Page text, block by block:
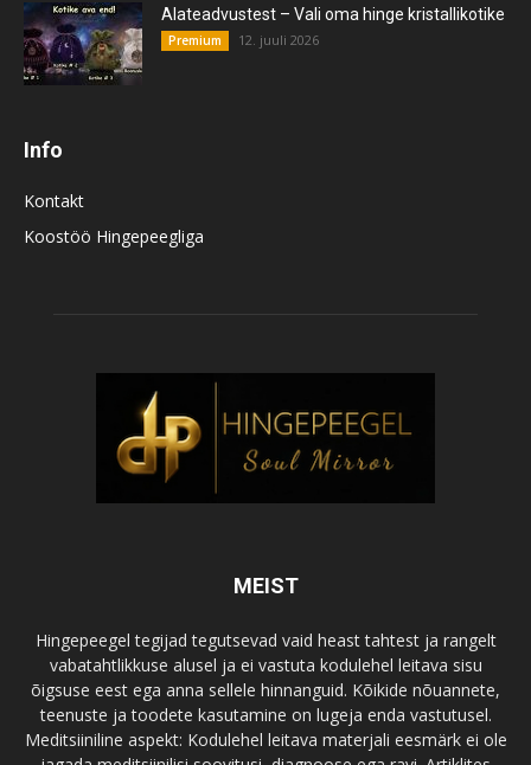
Alateadvustest – Vali oma hinge kristallikotike
Premium 12. juuli 2026
Info
Kontakt
Koostöö Hingepeegliga
MEIST
Hingepeegel tegijad tegutsevad vaid heast tahtest ja rangelt
vabatahtlikkuse alusel ja ei vastuta kodulehel leitava sisu
õigsuse eest ega anna sellele hinnanguid. Kõikide nõuannete,
teenuste ja toodete kasutamine on lugeja enda vastutusel.
Meditsiiniline aspekt: Kodulehel leitava materjali eesmärk ei ole